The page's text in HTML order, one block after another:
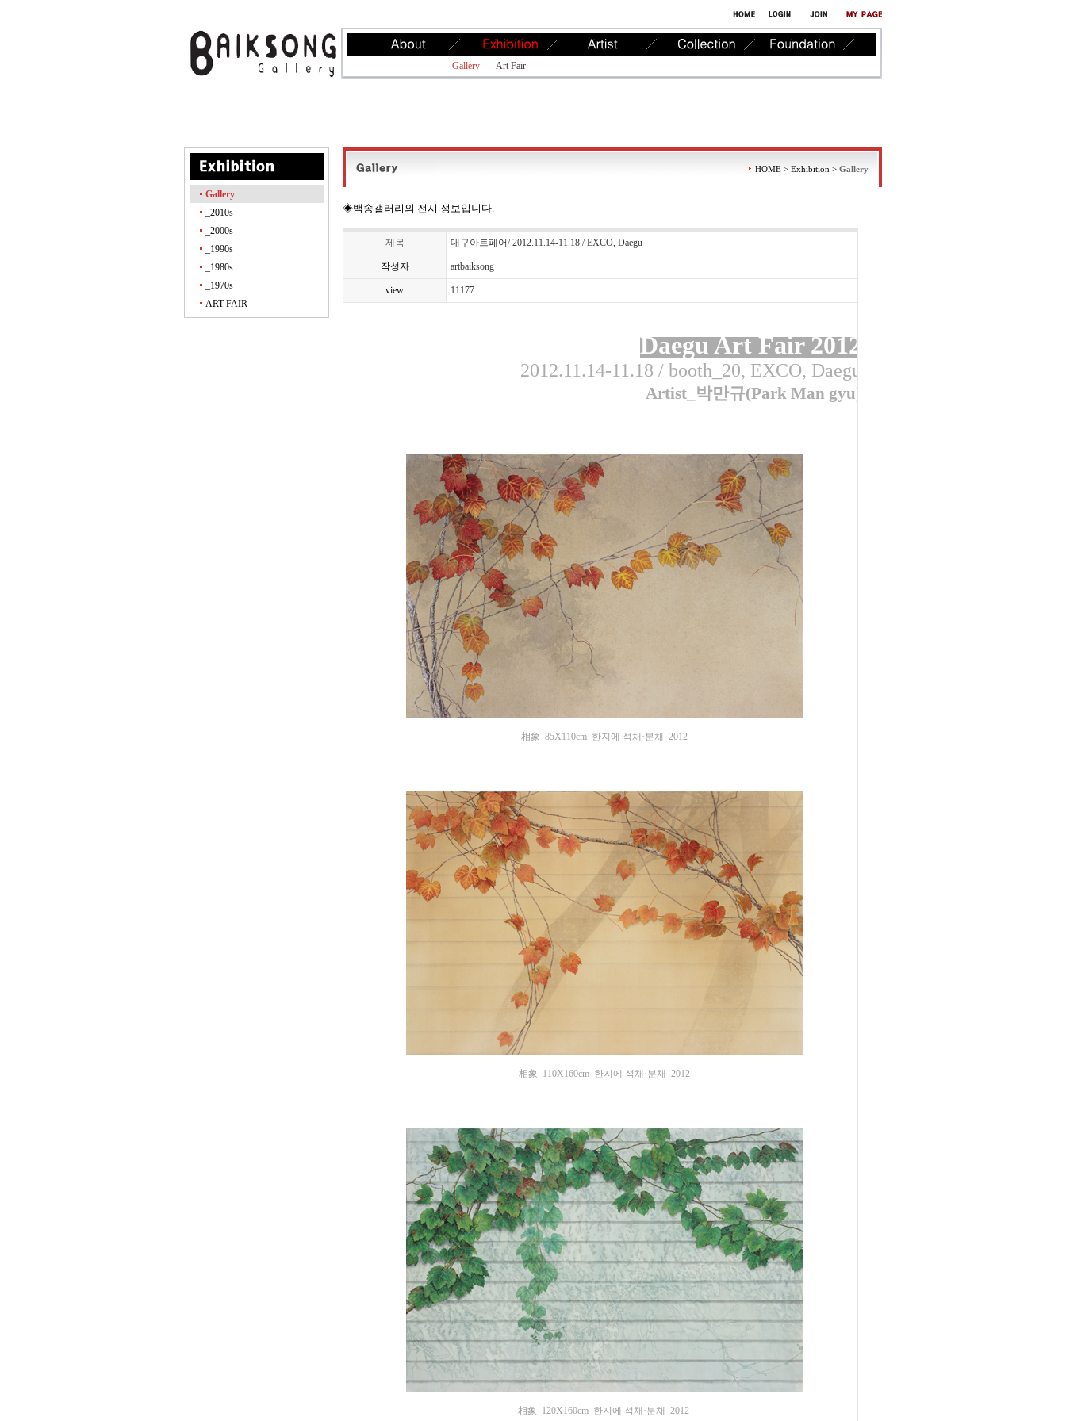
Gallery Art Fair
Gallery
_2010s
_2000s
_1990s
_1980s
_1970s
ART FAIR
HOME > Exhibition > Gallery
◈백송갤러리의 전시 정보입니다.
제목 대구아트페어/ 2012.11.14-11.18 / EXCO, Daegu
작성자 artbaiksong
view 11177
Daegu Art Fair 2012
2012.11.14-11.18 / booth_20, EXCO, Daegu
Artist_박만규(Park Man gyu)
相象 85X110cm 한지에 석채·분채 2012
相象 110X160cm 한지에 석채·분채 2012
相象 120X160cm 한지에 석채·분채 2012